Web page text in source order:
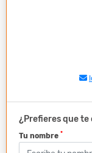
¿Prefieres que
Tu nombre *